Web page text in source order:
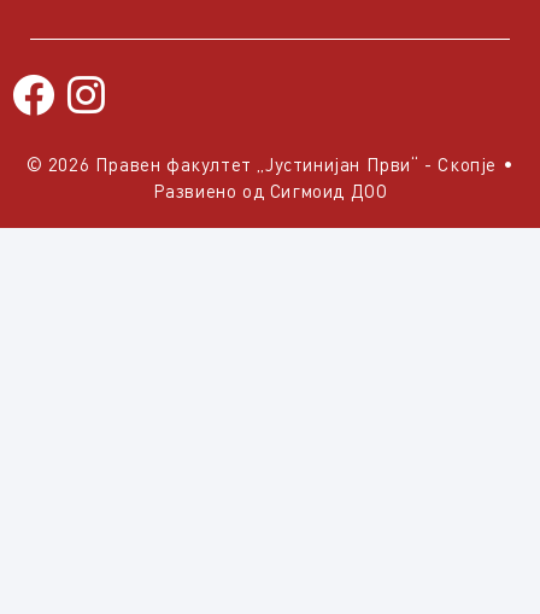
© 2026 Правен факултет „Јустинијан Први“ - Скопје •
Развиено од Сигмоид ДОО